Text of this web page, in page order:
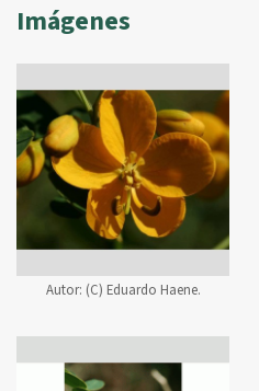
Imágenes
Autor: (C) Eduardo Haene.